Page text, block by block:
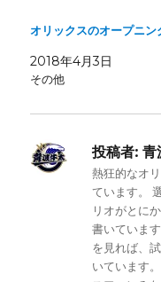
オリックスのオープニ
2018年4月3日
その他
投稿者: 青
熱狂的なオ
ています。
リオがとに
書いていま
を見れば、
いています